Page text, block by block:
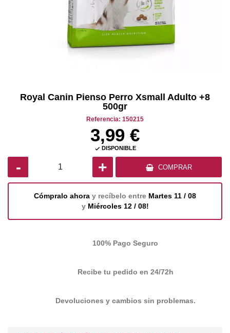
Royal Canin Pienso Perro Xsmall Adulto +8
500gr
Referencia: 150215
3,99 €
 DISPONIBLE
- + COMPRAR
Cómpralo ahora y recíbelo entre Martes 11 / 08
y Miércoles 12 / 08!
100% Pago Seguro
Recibe tu pedido en 24/72h
Devoluciones y cambios sin problemas.